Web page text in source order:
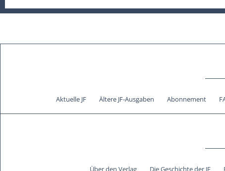
Aktuelle JF Ältere JF-Ausgaben Abonnement
Über den Verlag Die Geschichte der JF